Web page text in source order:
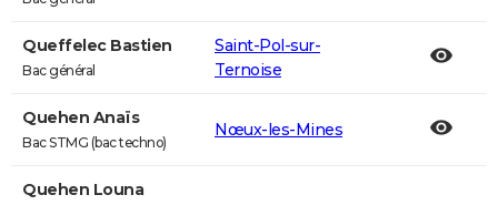
Queffelec Bastien
Bac général
Saint-Pol-sur-
Ternoise
Quehen Anaïs
Bac STMG (bac techno)
Nœux-les-Mines
Quehen Louna